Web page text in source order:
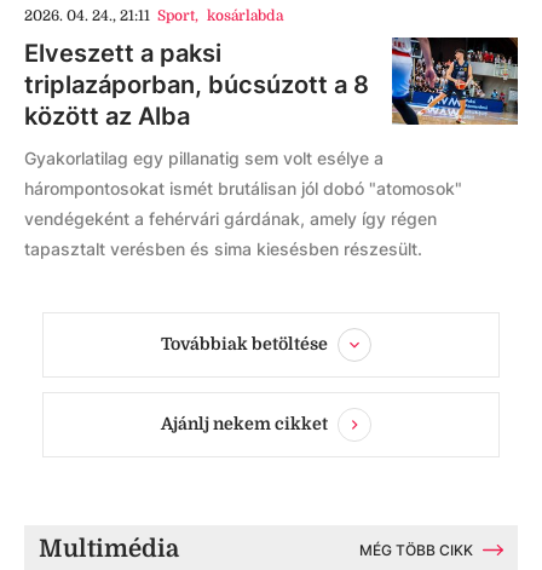
2026. 04. 24., 21:11 Sport, kosárlabda
Elveszett a paksi
triplazáporban, búcsúzott a 8
között az Alba
Gyakorlatilag egy pillanatig sem volt esélye a
hárompontosokat ismét brutálisan jól dobó "atomosok"
vendégeként a fehérvári gárdának, amely így régen
tapasztalt verésben és sima kiesésben részesült.
Továbbiak betöltése
Ajánlj nekem cikket
Multimédia MÉG TÖBB CIKK